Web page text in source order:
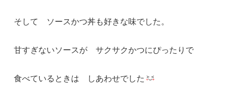
そして ソースかつ丼も好きな味でした。
甘すぎないソースが サクサクかつにぴったりで
食べているときは しあわせでした